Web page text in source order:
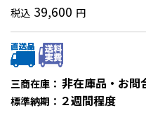
税込 39,600 円
三商在庫： 非在庫品・お問
標準納期： ２週間程度